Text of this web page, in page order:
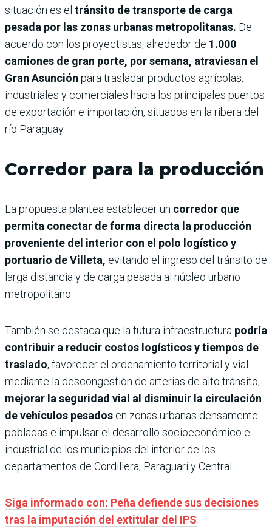
situación es el tránsito de transporte de carga
pesada por las zonas urbanas metropolitanas. De
acuerdo con los proyectistas, alrededor de 1.000
camiones de gran porte, por semana, atraviesan el
Gran Asunción para trasladar productos agrícolas,
industriales y comerciales hacia los principales puertos
de exportación e importación, situados en la ribera del
río Paraguay.
Corredor para la producción
La propuesta plantea establecer un corredor que
permita conectar de forma directa la producción
proveniente del interior con el polo logístico y
portuario de Villeta, evitando el ingreso del tránsito de
larga distancia y de carga pesada al núcleo urbano
metropolitano.
También se destaca que la futura infraestructura podría
contribuir a reducir costos logísticos y tiempos de
traslado, favorecer el ordenamiento territorial y vial
mediante la descongestión de arterias de alto tránsito,
mejorar la seguridad vial al disminuir la circulación
de vehículos pesados en zonas urbanas densamente
pobladas e impulsar el desarrollo socioeconómico e
industrial de los municipios del interior de los
departamentos de Cordillera, Paraguarí y Central.
Siga informado con: Peña defiende sus decisiones
tras la imputación del extitular del IPS